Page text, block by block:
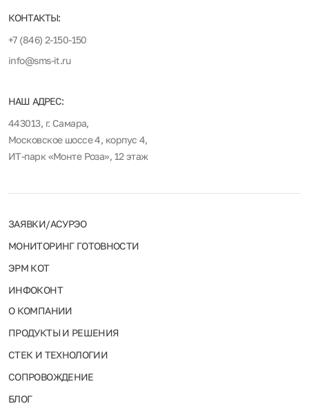
КОНТАКТЫ:
+7 (846) 2-150-150
info@sms-it.ru
НАШ АДРЕС:
443013, г. Самара,
Московское шоссе 4, корпус 4,
ИТ-парк «Монте Роза», 12 этаж
ЗАЯВКИ/АСУРЭО
МОНИТОРИНГ ГОТОВНОСТИ
ЭРМ КОТ
ИНФОКОНТ
О КОМПАНИИ
ПРОДУКТЫ И РЕШЕНИЯ
СТЕК И ТЕХНОЛОГИИ
СОПРОВОЖДЕНИЕ
БЛОГ